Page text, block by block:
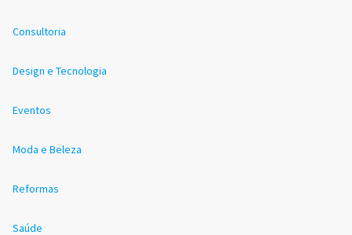
Consultoria
Design e Tecnologia
Eventos
Moda e Beleza
Reformas
Saúde